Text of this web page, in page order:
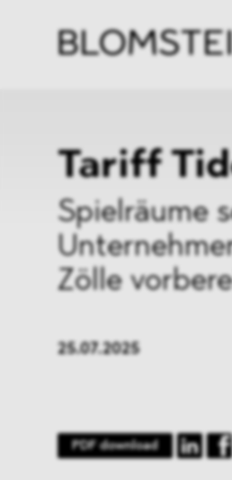
Tariff
Spielräume
Zölle
25.07.2025
PDF download